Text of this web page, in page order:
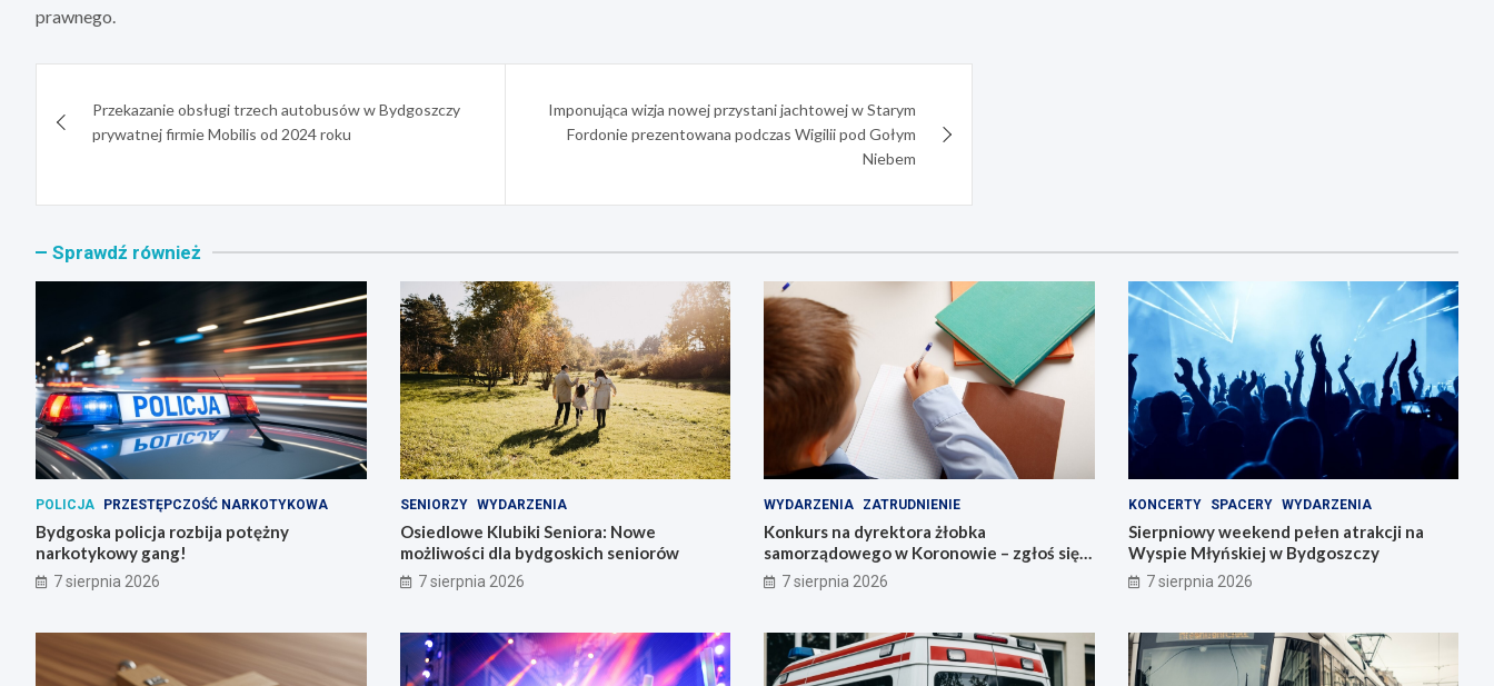
prawnego.
wpisuPrzekazanie obsługi trzech autobusów w Bydgoszczy
prywatnej firmie Mobilis od 2024 roku
Imponująca wizja nowej przystani jachtowej w Starym
Fordonie prezentowana podczas Wigilii pod Gołym
Niebem
Sprawdź również
POLICJA PRZESTĘPCZOŚĆ NARKOTYKOWA
Bydgoska policja rozbija potężny
narkotykowy gang!
7 sierpnia 2026
SENIORZY WYDARZENIA
Osiedlowe Klubiki Seniora: Nowe
możliwości dla bydgoskich seniorów
7 sierpnia 2026
WYDARZENIA ZATRUDNIENIE
Konkurs na dyrektora żłobka
samorządowego w Koronowie – zgłoś się
już dziś!
7 sierpnia 2026
KONCERTY SPACERY WYDARZENIA
Sierpniowy weekend pełen atrakcji na
Wyspie Młyńskiej w Bydgoszczy
7 sierpnia 2026